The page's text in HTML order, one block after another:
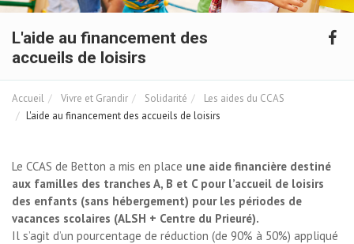
L'aide au financement des
accueils de loisirs
Accueil Vivre et Grandir Solidarité
Les aides du CCAS
L'aide au financement des accueils de loisirs
Le CCAS de Betton a mis en place une aide financière destiné
aux familles des tranches A, B et C pour l’accueil de loisirs
des enfants (sans hébergement) pour les périodes de
vacances scolaires (ALSH + Centre du Prieuré).
Il s’agit d’un pourcentage de réduction (de 90% à 50%) appliqué